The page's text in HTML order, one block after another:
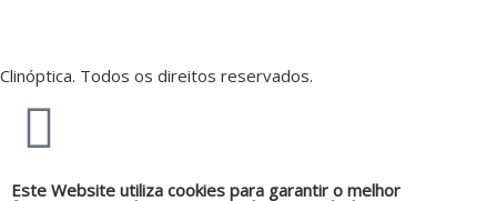
Clinóptica. Todos os direitos reservados.
Este Website utiliza cookies para garantir o melhor